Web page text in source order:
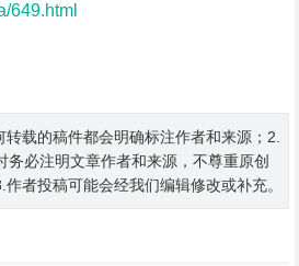
649.html
载的稿件都会明确标注作者和来源；2.
务必注明文章作者和来源，不尊重原创
者投稿可能会经我们编辑修改或补充。